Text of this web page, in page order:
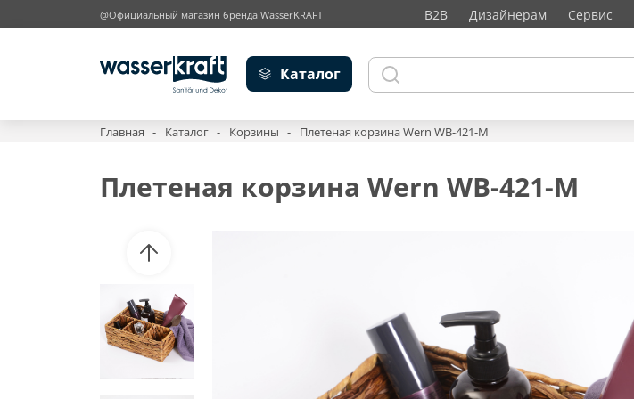
@Официальный магазин бренда WasserKRAFT B2B Дизайнерам Сервис
Каталог
Главная Каталог Корзины Плетеная корзина Wern WB-421-M
Плетеная корзина Wern WB-421-M